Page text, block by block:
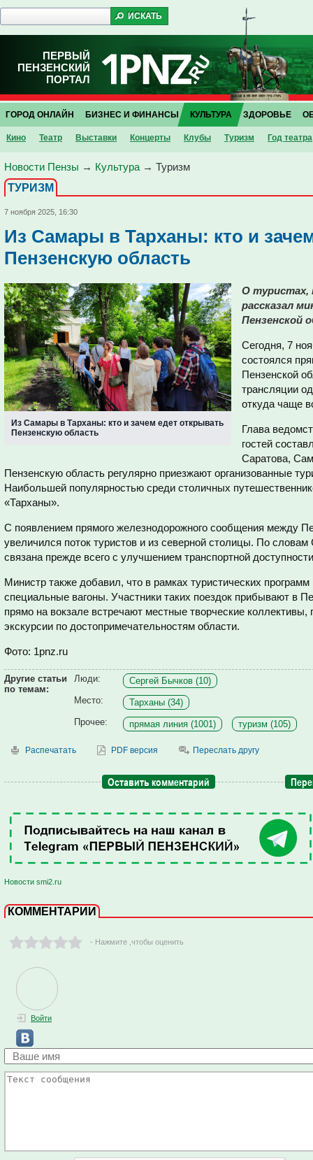
ПЕРВЫЙ
ПЕНЗЕНСКИЙ
ПОРТАЛ
ГОРОД ОНЛАЙН БИЗНЕС И ФИНАНСЫ КУЛЬТУРА
Кино Театр Выставки Концерты Клубы Туризм Год театра
ЗДОРОВЬЕ
Новости Пензы → Культура → Туризм
ТУРИЗМ
7 ноября 2025, 16:30
Из Самары в Тарханы: кто и
Пензенскую область
Из Самары в Тарханы: кто и зачем едет открывать
Пензенскую область
О туристах,
рассказал
Пензенской
Сегодня, 7
состоялся
Пензенской
трансляции
откуда чаще
Глава
гостей
Саратова,
Пензенскую область регулярно приезжают организованные
Наибольшей популярностью среди столичных
«Тарханы».
С появлением прямого железнодорожного сообщения между
увеличился поток туристов и из северной столицы. По
связана прежде всего с улучшением транспортной
Министр также добавил, что в рамках туристических
специальные вагоны. Участники таких поездок прибывают в
прямо на вокзале встречают местные творческие коллективы,
экскурсии по достопримечательностям области.
Фото: 1pnz.ru
Другие статьи
по темам:
Люди:
Сергей Бычков (10)
Место:
Тарханы (34)
Прочее:
прямая линия (1001) туризм (105)
Распечатать PDF версия Переслать другу
Оставить комментарий
Новости smi2.ru
КОММЕНТАРИИ
- Нажмите ,чтобы оценить
Войти